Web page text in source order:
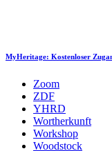
MyHeritage: Kostenloser
Zoom
ZDF
YHRD
Wortherkunft
Workshop
Woodstock